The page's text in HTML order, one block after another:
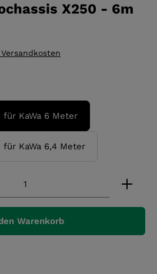
von 0 von 5 Sternen
X250 - 6m
KaWa 6 Meter
KaWa 6,4 Meter
den gewünschten Wert
Warenkorb